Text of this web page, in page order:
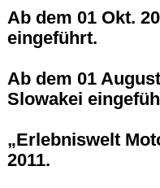
Ab dem 01 Okt.
eingeführt.
Ab dem 01
Slowakei
„Erlebniswelt
2011.